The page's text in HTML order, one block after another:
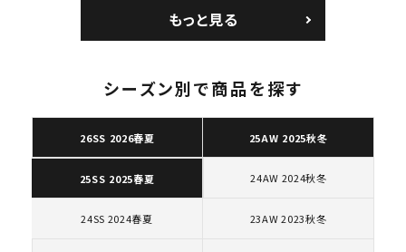
キーワードから探す
カー ホワイト 白
もっと見る
シーズン別で商品を探す
26SS 2026春夏 25AW 2025秋冬
25SS 2025春夏 24AW 2024秋冬
24SS 2024春夏 23AW 2023秋冬